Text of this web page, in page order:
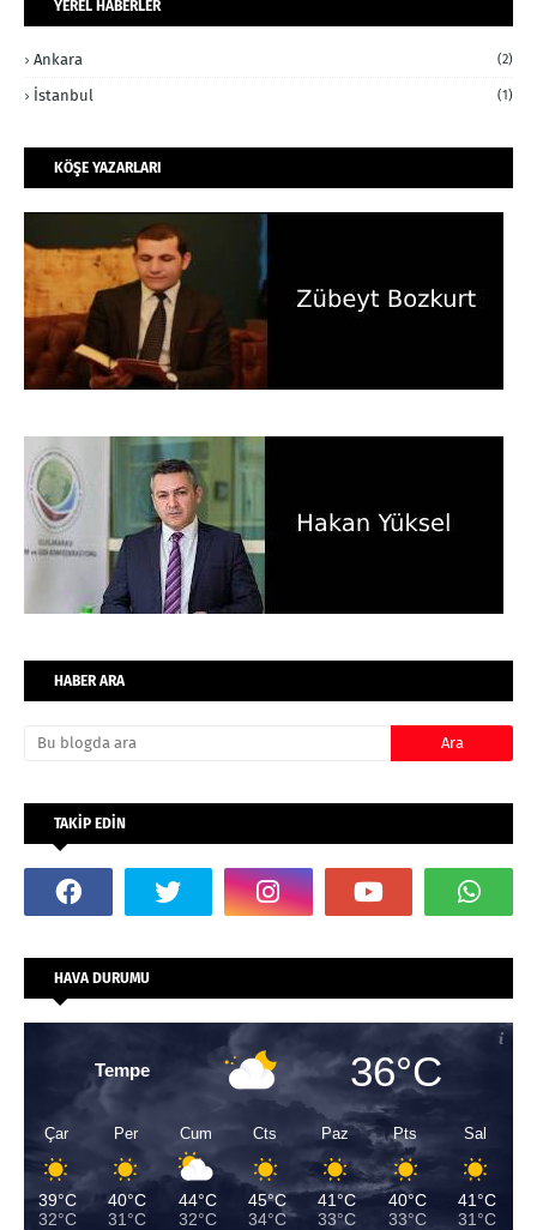
YEREL HABERLER
Ankara (2)
İstanbul (1)
KÖŞE YAZARLARI
HABER ARA
TAKİP EDİN
HAVA DURUMU
Tempe 36°C
Çar
39°C
32°C
Per
40°C
31°C
Cum
44°C
32°C
Cts
45°C
34°C
Paz
41°C
33°C
Pts
40°C
33°C
Sal
41°C
31°C